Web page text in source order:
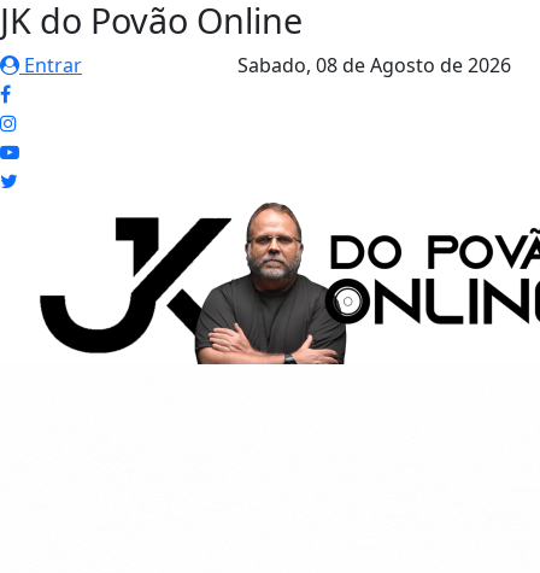
JK do Povão Online
Entrar Sabado, 08 de Agosto de 2026